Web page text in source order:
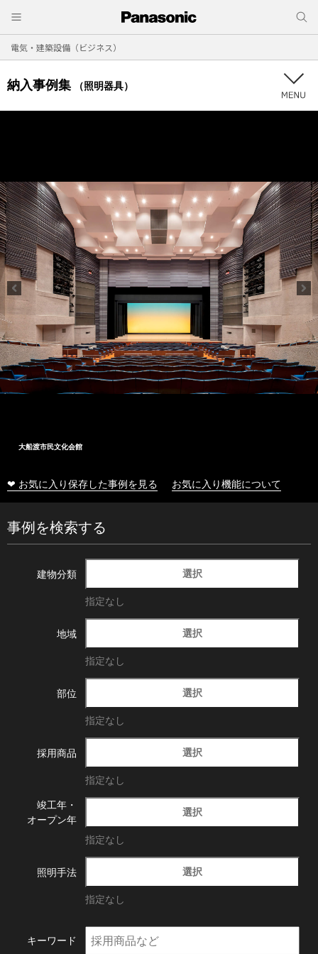
電気・建築設備（ビジネス）
納入事例集 （照明器具）
大船渡市民文化会館
❤ お気に入り保存した事例を見る お気に入り機能について
事例を検索する
建物分類 選択
指定なし
地域 選択
指定なし
部位 選択
指定なし
採用商品 選択
指定なし
竣工年・
オープン年
選択
指定なし
照明手法 選択
指定なし
キーワード